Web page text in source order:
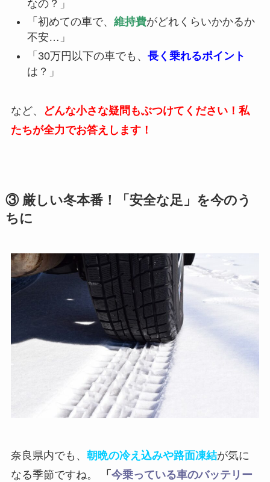
なの？」
「初めての車で、 維持費がどれくらいかかるか
不安…」
「30万円以下の車でも、 長く乗れるポイント
は？」
など、
どんな小さな疑問もぶつけてください！私
たちが全力でお答えします！
③ 厳しい冬本番！「安全な足」を今のう
ちに
奈良県内でも、 朝晩の冷え込みや路面凍結が気に
なる季節ですね。
「 今乗っている車のバッテリー